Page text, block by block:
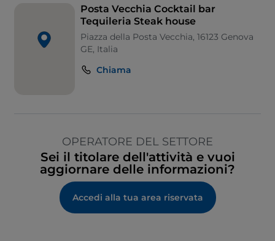
Posta Vecchia Cocktail bar
Tequileria Steak house
Piazza della Posta Vecchia, 16123 Genova
GE, Italia
Chiama
OPERATORE DEL SETTORE
Sei il titolare dell'attività e vuoi
aggiornare delle informazioni?
Accedi alla tua area riservata